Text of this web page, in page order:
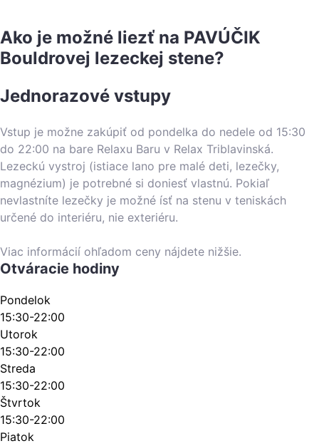
Ako je možné liezť na PAVÚČIK
Bouldrovej lezeckej stene?
Jednorazové vstupy
Vstup je možne zakúpiť od pondelka do nedele od 15:30
do 22:00 na bare Relaxu Baru v Relax Triblavinská.
Lezeckú vystroj (istiace lano pre malé deti, lezečky,
magnézium) je potrebné si doniesť vlastnú. Pokiaľ
nevlastníte lezečky je možné ísť na stenu v teniskách
určené do interiéru, nie exteriéru.
Viac informácií ohľadom ceny nájdete nižšie.
Otváracie hodiny
Pondelok
15:30-22:00
Utorok
15:30-22:00
Streda
15:30-22:00
Štvrtok
15:30-22:00
Piatok